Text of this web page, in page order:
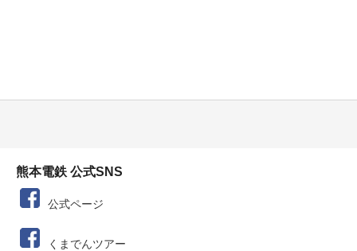
熊本電鉄 公式SNS
公式ページ
くまでんツアー